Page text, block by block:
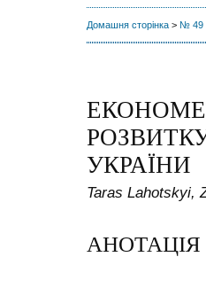
Домашня сторінка > № 49
УКРАЇНИ
Taras Lahotskyi,
АНОТАЦІЯ